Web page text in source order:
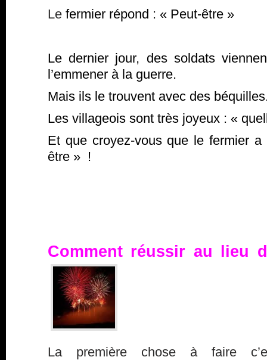
Le fermier répond : « Peut-être »
Le dernier jour, des soldats
l’emmener à la guerre.
Mais ils le trouvent avec des
Les villageois sont très joyeux : «
Et que croyez-vous que le fermier
être » !
Comment réussir au lieu
La première chose à faire